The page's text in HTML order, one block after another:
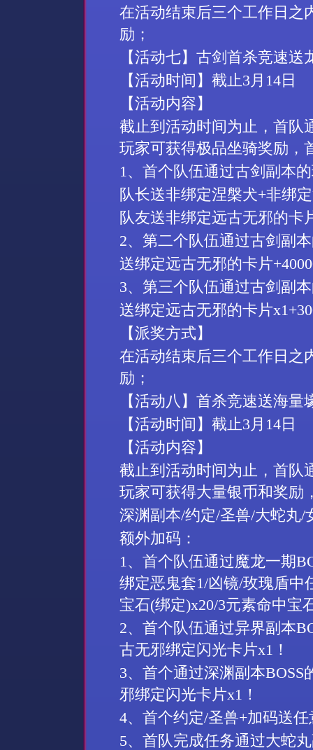
在活动结束后三个工作日之
励；
【活动七】古剑首杀竞速送
【活动时间】截止3 月 14日
【活动内容】
截止到活动时间为止，首队
玩家可获得极品坐骑奖励，
1、首个队伍通过古剑副本
队长送非绑定涅槃犬+非绑
队友送非绑定远古无邪的卡
2、第二个队伍通过古剑副
送绑定远古无邪的卡片
3、第三个队伍通过古剑副
送绑定远古无邪的卡片
【派奖方式】
在活动结束后三个工作日之
励；
【活动八 】首杀竞速送海量
【活动时间】截止3 月 14日
【活动内容】
截止到活动时间为止，首队
玩家可获得大量银币和奖励
深渊副本/约定/圣兽/大蛇丸/
额外加码：
1、首个队伍通过魔龙一期
绑定恶鬼套1/凶镜/玫瑰盾中
宝石(绑定)x20/3元素命中宝
2、首个队伍通过异界副本
古无邪绑定闪光卡片x1 ！
3、首个通过深渊副本BOSS
邪绑定闪光卡片x1 ！
4、首个约定/圣兽+加码送任
5、首队完成任务通过大蛇